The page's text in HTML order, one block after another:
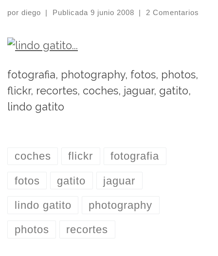
por diego | Publicada 9 junio 2008 | 2 Comentarios
fotografia, photography, fotos, photos,
flickr, recortes, coches, jaguar, gatito,
lindo gatito
coches flickr fotografia
fotos gatito jaguar
lindo gatito photography
photos recortes